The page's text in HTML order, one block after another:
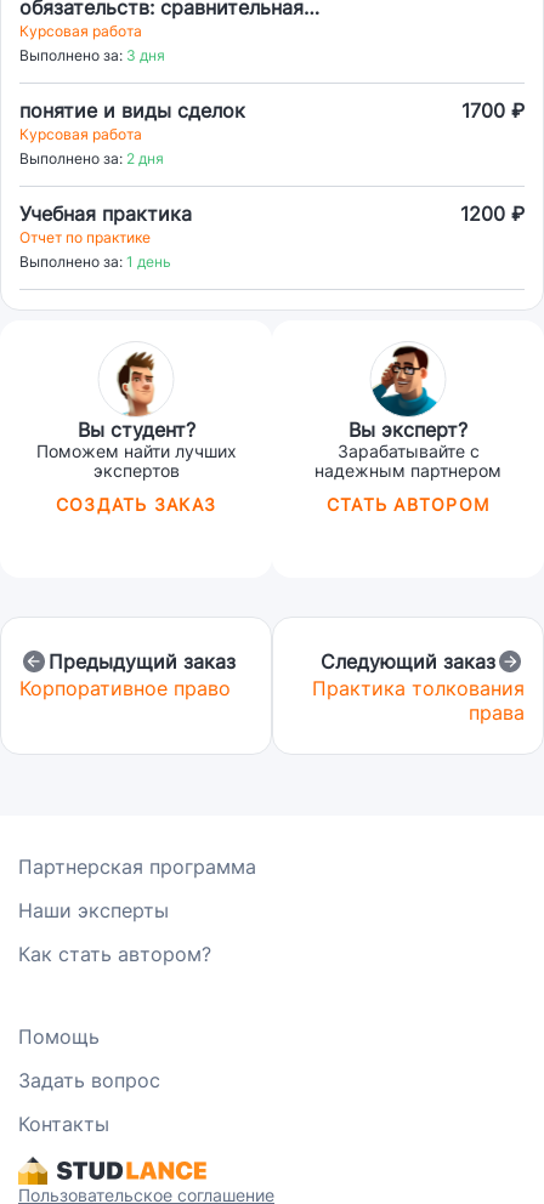
обязательств: сравнительная
характеристика.
Курсовая работа
Выполнено за: 3 дня
понятие и виды сделок 1700 ₽
Курсовая работа
Выполнено за: 2 дня
Учебная практика 1200 ₽
Отчет по практике
Выполнено за: 1 день
Вы студент?
Поможем найти лучших
экспертов
СОЗДАТЬ ЗАКАЗ
Вы эксперт?
Зарабатывайте с
надежным партнером
СТАТЬ АВТОРОМ
Предыдущий заказ
Корпоративное право
Следующий заказ
Практика толкования
права
Партнерская программа
Наши эксперты
Как стать автором?
Помощь
Задать вопрос
Контакты
Пользовательское соглашение